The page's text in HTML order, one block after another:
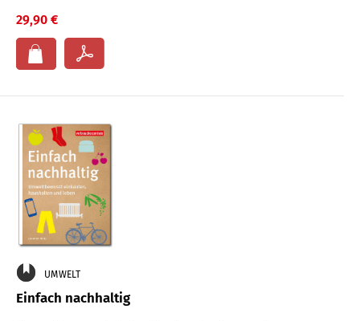
29,90 €
UMWELT
Einfach nachhaltig